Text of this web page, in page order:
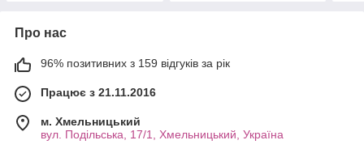
Про нас
96% позитивних з 159 відгуків за рік
Працює з 21.11.2016
м. Хмельницький
вул. Подільська, 17/1, Хмельницький, Україна